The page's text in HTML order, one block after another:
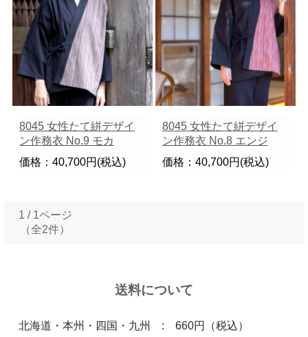
8045 女性たて絣デザイ
ン作務衣 No.9 モカ
価格：40,700円(税込)
8045 女性たて絣デザイ
ン作務衣 No.8 エンジ
価格：40,700円(税込)
1 / 1ページ
（全2件）
送料について
北海道・本州・四国・九州 : 660円（税込）